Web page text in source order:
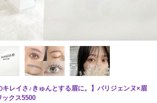
キレイさ♪きゅんとする眉に。】パリジェンヌ×眉
ックス5500